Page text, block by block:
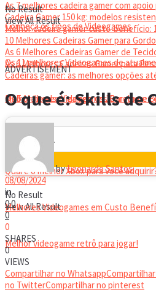
As 7 melhores cadeira gamer com apoio
Cadeira Gamer 150 kg: modelos
Melhor cadeira gamer custo-benefício:
10 Melhores Cadeiras Gamer para
As 6 Melhores Cadeiras Gamer de
As 6 Melhores Cadeiras Gamer para
Cadeiras gamer: as melhores opções
Melhor headset gamer: os 10 melhores
No Result
View All Result
Conheça os tipos de Videogames
Os 11 melhores Videogames de
Os 5 Melhores Videogames Baratos e
Reais
Qual é o melhor Xbox para você
Melhores Videogames em Custo
Melhor videogame retrô para jogar!
VIDEOGAMES PORTÁTEIS
No Result
View All Result
ADVERTISEMENT
O que é: Skills de
byLeonardo Santos
08/08/2024
in
00
0
0
SHARES
0
VIEWS
Compartilhar no Whatsapp
no TwitterCompartilhar no pinterest